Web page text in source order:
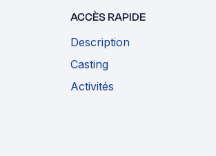
ACCÈS RAPIDE
Description
Casting
Activités